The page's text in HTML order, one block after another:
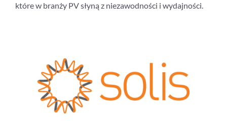
które w branży PV słyną z niezawodności i wydajności.